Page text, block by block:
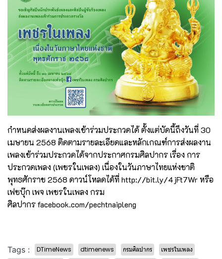
กำหนดส่งผลงานเพลงเข้าร่วมประกวดได้ ตั้งแต่บัดนี้ถึงวันที่ 30
เมษายน 2568 ติดตามรายละเอียดและหลักเกณฑ์การส่งผลงาน
เพลงเข้าร่วมประกวดได้จากประกาศกรมศิลปากร เรื่อง การ
ประกวดเพลง (เพชรในเพลง) เนื่องในวันภาษาไทยแห่งชาติ
พุทธศักราช 2568 ดาวน์โหลดได้ที่http://bit.ly/4jFt7Wrหรือ
เฟซบุ๊ก เพจ เพชรในเพลง กรม
ศิลปากรfacebook.com/pechtnaipleng
Tags : DTimeNews dtimenews กรมศิลปากร
เพชรในเพลง